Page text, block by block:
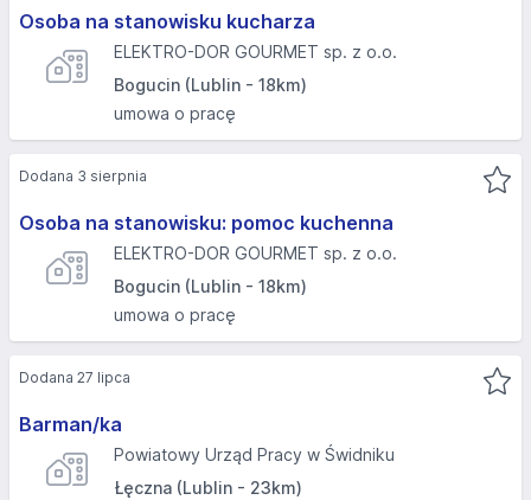
Osoba na stanowisku kucharza
ELEKTRO-DOR GOURMET sp. z o.o.
Bogucin (Lublin - 18km)
umowa o pracę
Osoba na stanowisku: pomoc kuchenna
ELEKTRO-DOR GOURMET sp. z o.o.
Bogucin (Lublin - 18km)
umowa o pracę
Dodana 3 sierpnia
Barman/ka
Powiatowy Urząd Pracy w Świdniku
Łęczna (Lublin - 23km)
Dodana 27 lipca